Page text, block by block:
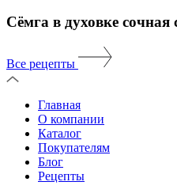
Сёмга в духовке
Все рецепты
Главная
О компании
Каталог
Покупателям
Блог
Рецепты